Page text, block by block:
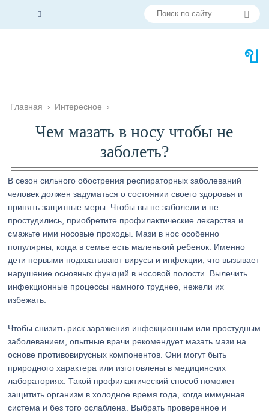
Главная › Интересное ›
Чем мазать в носу чтобы не
заболеть?
В сезон сильного обострения респираторных заболеваний
человек должен задуматься о состоянии своего здоровья и
принять защитные меры. Чтобы вы не заболели и не
простудились, приобретите профилактические лекарства и
смажьте ими носовые проходы. Мази в нос особенно
популярны, когда в семье есть маленький ребенок. Именно
дети первыми подхватывают вирусы и инфекции, что вызывает
нарушение основных функций в носовой полости. Вылечить
инфекционные процессы намного труднее, нежели их
избежать.
Чтобы снизить риск заражения инфекционным или простудным
заболеванием, опытные врачи рекомендует мазать мази на
основе противовирусных компонентов. Они могут быть
природного характера или изготовлены в медицинских
лабораториях. Такой профилактический способ поможет
защитить организм в холодное время года, когда иммунная
система и без того ослаблена. Выбрать проверенное и